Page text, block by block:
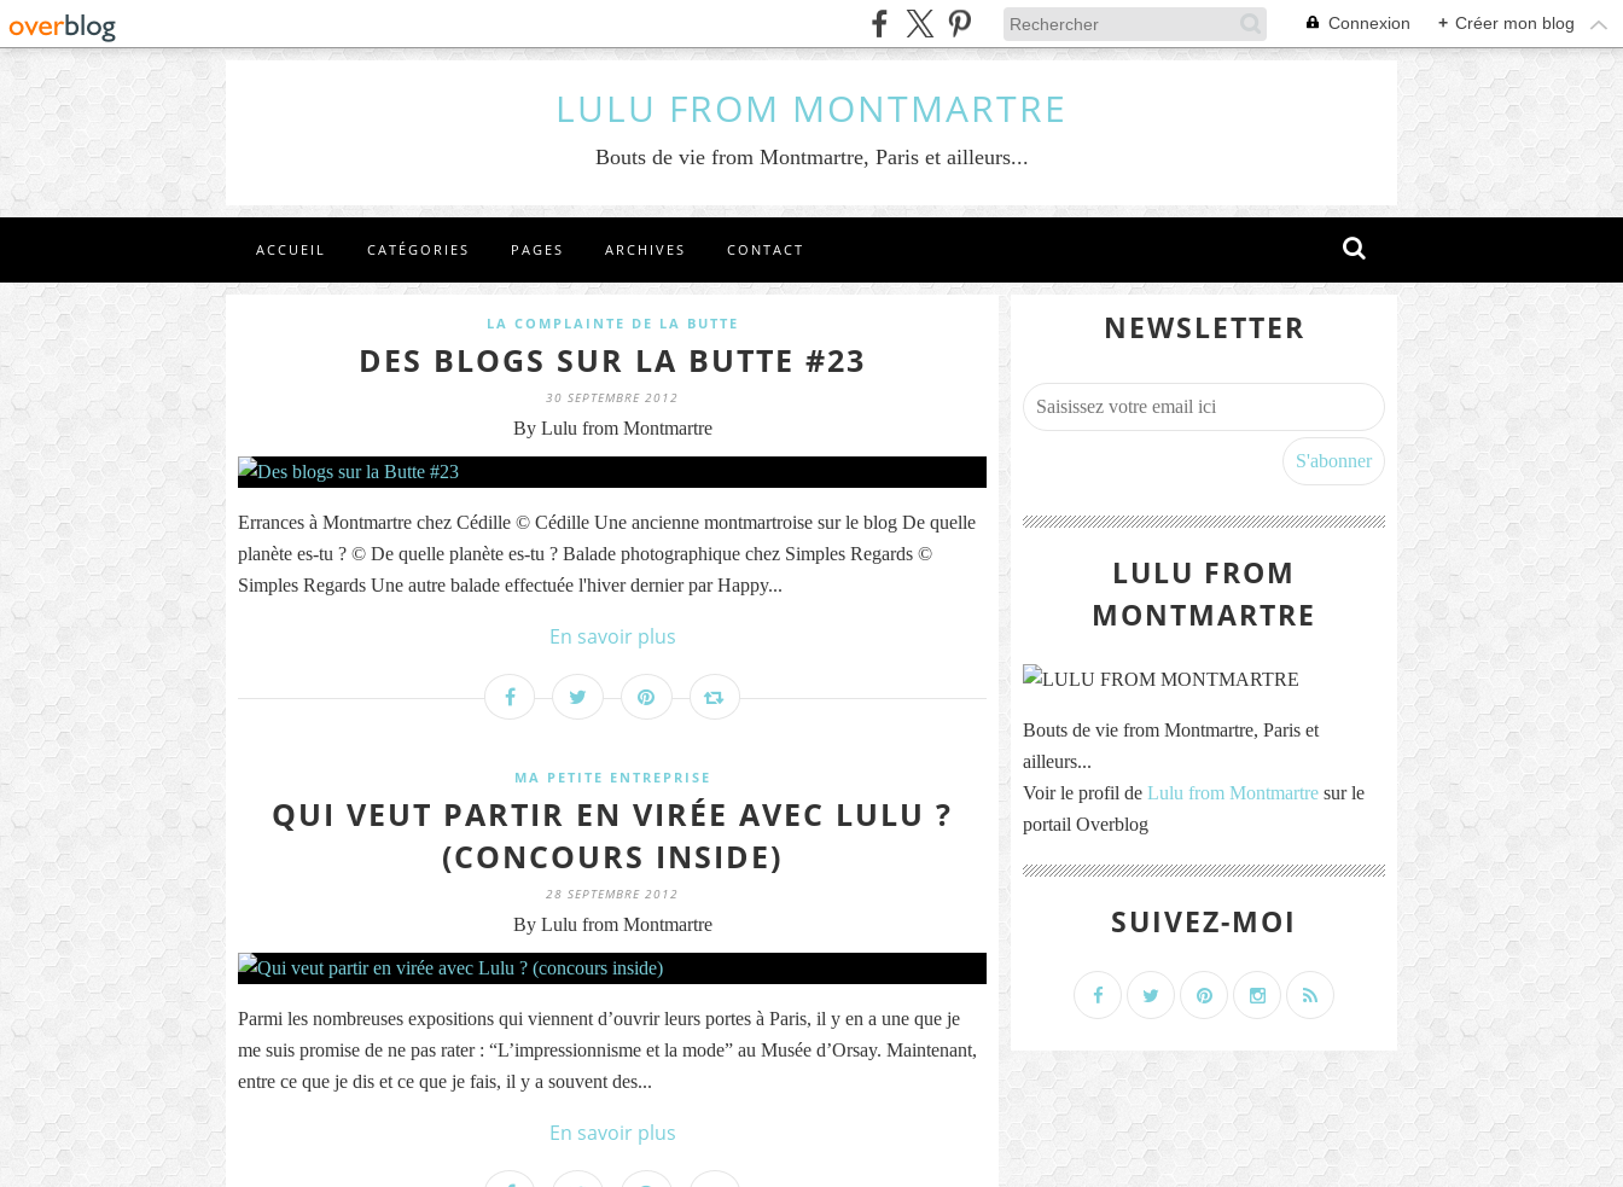
Connexion + Créer mon blog
LULU FROM MONTMARTRE
Bouts de vie from Montmartre, Paris et ailleurs...
ACCUEIL CATÉGORIES PAGES ARCHIVES CONTACT
LA COMPLAINTE DE LA BUTTE
DES BLOGS SUR LA BUTTE #23
30 SEPTEMBRE 2012
By Lulu from Montmartre
Errances à Montmartre chez Cédille © Cédille Une ancienne montmartroise sur le blog De quelle
planète es-tu ? © De quelle planète es-tu ? Balade photographique chez Simples Regards ©
Simples Regards Une autre balade effectuée l'hiver dernier par Happy...
En savoir plus
MA PETITE ENTREPRISE
QUI VEUT PARTIR EN VIRÉE AVEC LULU ?
(CONCOURS INSIDE)
28 SEPTEMBRE 2012
By Lulu from Montmartre
Parmi les nombreuses expositions qui viennent d’ouvrir leurs portes à Paris, il y en a une que je
me suis promise de ne pas rater : “L’impressionnisme et la mode” au Musée d’Orsay. Maintenant,
entre ce que je dis et ce que je fais, il y a souvent des...
En savoir plus
NEWSLETTER
LULU FROM
MONTMARTRE
Bouts de vie from Montmartre, Paris et
ailleurs...
Voir le profil de Lulu from Montmartre sur le
portail Overblog
SUIVEZ-MOI